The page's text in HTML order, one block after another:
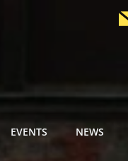
EVENTS NEWS